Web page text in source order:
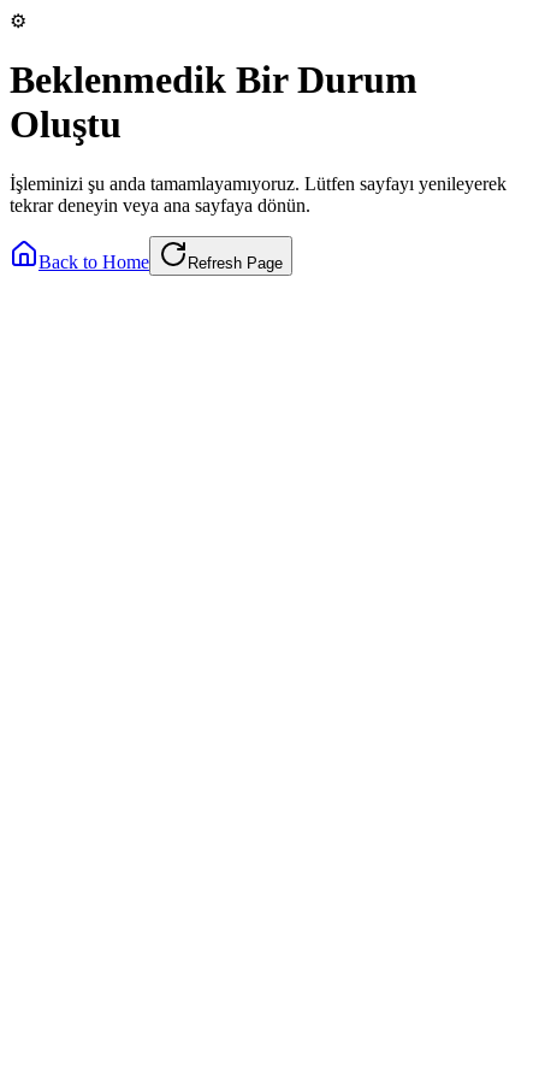
⚙️
Beklenmedik Bir Durum
Oluştu
İşleminizi şu anda tamamlayamıyoruz. Lütfen sayfayı yenileyerek
tekrar deneyin veya ana sayfaya dönün.
Back to Home Refresh Page